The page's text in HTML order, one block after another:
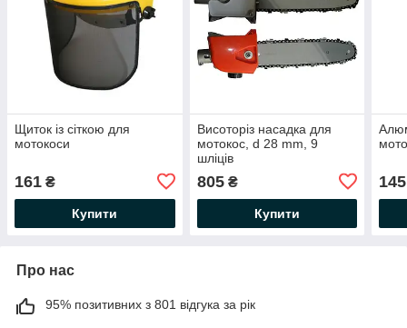
Щиток із сіткою для
мотокоси
161 ₴
Купити
Висоторіз насадка для
мотокос, d 28 mm, 9
шліців
805₴
Купити
145
Про нас
95% позитивних з 801 відгука за рік